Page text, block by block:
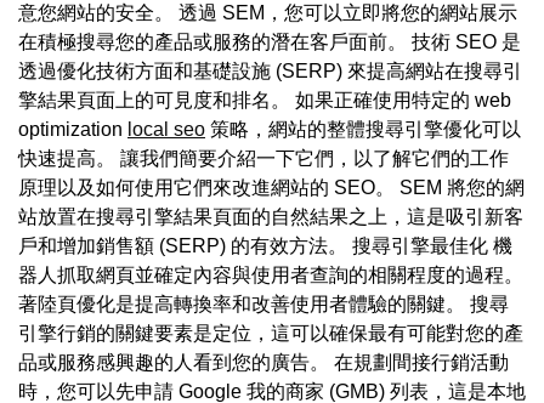
意您網站的安全。 透過 SEM，您可以立即將您的網站展示
在積極搜尋您的產品或服務的潛在客戶面前。 技術 SEO 是
透過優化技術方面和基礎設施 (SERP) 來提高網站在搜尋引
擎結果頁面上的可見度和排名。 如果正確使用特定的 web
optimization local seo 策略，網站的整體搜尋引擎優化可以
快速提高。 讓我們簡要介紹一下它們，以了解它們的工作
原理以及如何使用它們來改進網站的 SEO。 SEM 將您的網
站放置在搜尋引擎結果頁面的自然結果之上，這是吸引新客
戶和增加銷售額 (SERP) 的有效方法。 搜尋引擎最佳化 機
器人抓取網頁並確定內容與使用者查詢的相關程度的過程。
著陸頁優化是提高轉換率和改善使用者體驗的關鍵。 搜尋
引擎行銷的關鍵要素是定位，這可以確保最有可能對您的產
品或服務感興趣的人看到您的廣告。 在規劃間接行銷活動
時，您可以先申請 Google 我的商家 (GMB) 列表，這是本地